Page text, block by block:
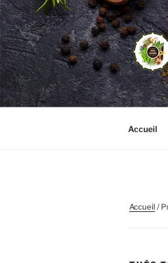
Aller
au
contenu
principal
Accueil
Accueil/